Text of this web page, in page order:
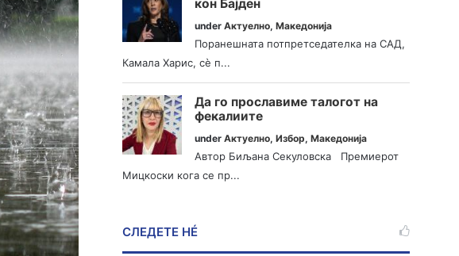
кон Бајден
underАктуелно,Македонија
Поранешната потпретседателка на САД,
Камала Харис, сè п...
Да го прославиме талогот на
фекалиите
underАктуелно,Избор,Македонија
Автор Биљана Секуловска Премиерот
Мицкоски кога се пр...
СЛЕДЕТЕ НÉ